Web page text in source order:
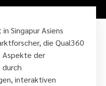
Singapur Asiens
die Qual360
Aspekte der
interaktiven